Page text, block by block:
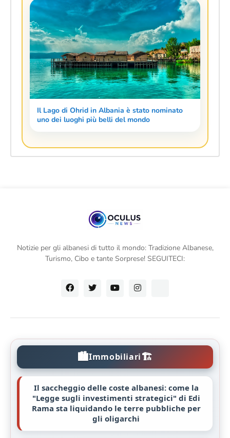
Il Lago di Ohrid in Albania è stato nominato
uno dei luoghi più belli del mondo
Notizie per gli albanesi di tutto il mondo: Tradizione Albanese,
Turismo, Cibo e tante Sorprese! SEGUITECI:
🏙️Immobiliari🏗️
Il saccheggio delle coste albanesi: come la
"Legge sugli investimenti strategici" di Edi
Rama sta liquidando le terre pubbliche per
gli oligarchi